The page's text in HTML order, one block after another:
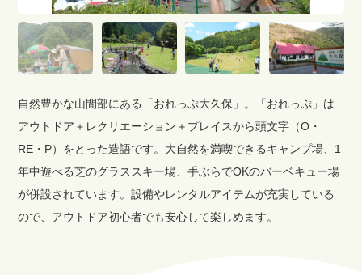
自然豊かな山間部にある「おれっぷ大久保」。「おれっぷ」は
アウトドア＋レクリエーション＋プレイスから頭文字（O・
RE・P）をとった造語です。大自然を満喫できるキャンプ場、1
年中遊べる芝のグラススキー場、手ぶらでOKのバーベキュー場
が併設されています。設備やレンタルアイテムが充実している
ので、アウトドア初心者でも安心して楽しめます。